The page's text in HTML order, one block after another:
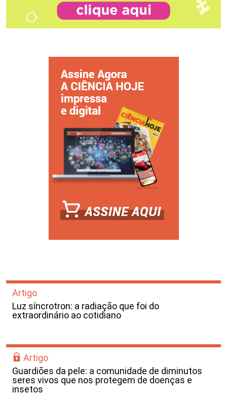
Artigo
Luz síncrotron: a radiação que foi do
extraordinário ao cotidiano
Artigo
Guardiões da pele: a comunidade de diminutos
seres vivos que nos protegem de doenças e
insetos